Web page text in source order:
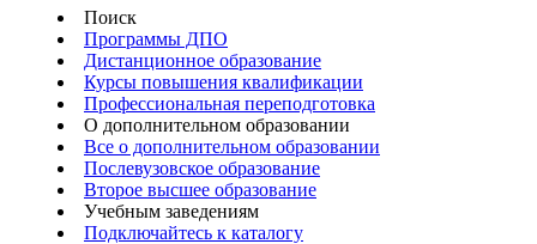
Поиск
Программы ДПО
Дистанционное образование
Курсы повышения квалификации
Профессиональная переподготовка
О дополнительном образовании
Все о дополнительном образовании
Послевузовское образование
Второе высшее образование
Учебным заведениям
Подключайтесь к каталогу